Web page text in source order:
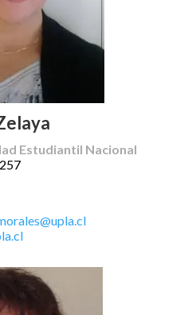
Estudiantil Nacional